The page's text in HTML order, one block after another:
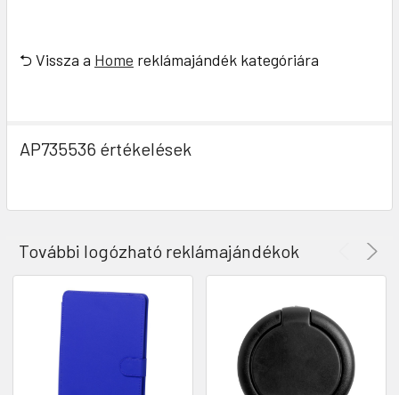
⮌ Vissza a Home reklámajándék kategóriára
AP735536 értékelések
További logózható reklámajándékok